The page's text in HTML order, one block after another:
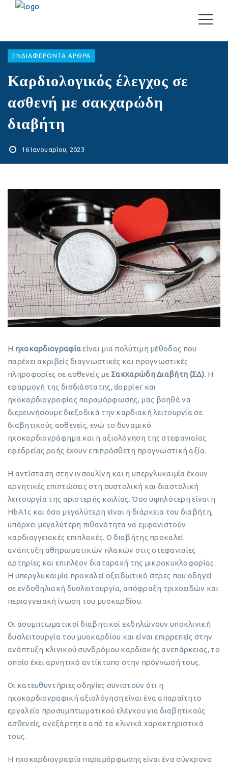
EΝΔΙΑΦΈΡΟΝΤΑ ΆΡΘΡΑ
Καρδιολογικός έλεγχος σε
ασθενή με σακχαρώδη
διαβήτη
16 Ιανουαρίου, 2023
Η ηχοκαρδιογραφίαείναι μια πολύτιμη μέθοδος που
παρέχει ακριβείς διαγνωστικές και προγνωστικές
πληροφορίες σε ασθενείς με Σακχαρώδη Διαβήτη (ΣΔ). Η
εφαρμογή της δισδιάστατης, doppler και
ηχοκαρδιογραφίας παραμόρφωσης, μας βοηθά να
διερευνήσουμε διεξοδικά την καρδιακή λειτουργία σε
διαβητικούς ασθενείς, ενώ το δυναμικό
ηχοκαρδιογράφημα και η αξιολόγηση της στεφανιαίας
εφεδρείας ροής έχουν επιπρόσθετη προγνωστική αξία.
Η αντίσταση στην ινσουλίνη και η υπεργλυκαιμία έχουν
αρνητικές επιπτώσεις στη συστολική και διαστολική
λειτουργία της αριστερής κοιλίας. Όσο υψηλότερη είναι η
HbA1c και όσο μεγαλύτερη είναι η διάρκεια του διαβήτη,
υπάρχει μεγαλύτερη πιθανότητα να εμφανιστούν
καρδιαγγειακές επιπλοκές. Ο διαβήτης προκαλεί
ανάπτυξη αθηρωματικών πλακών στις στεφανιαίες
αρτηρίες και επιπλέον διαταραχή της μικροκυκλοφορίας.
Η υπεργλυκαιμία προκαλεί οξειδωτικό στρες που οδηγεί
σε ενδοθηλιακή δυσλειτουργία, απόφραξη τριχοειδών και
περιαγγειακή ίνωση του μυοκαρδίου.
Οι ασυμπτωματικοί διαβητικοί εκδηλώνουν υποκλινική
δυσλειτουργία του μυοκαρδίου και είναι επιρρεπείς στην
ανάπτυξη κλινικού συνδρόμου καρδιακής ανεπάρκειας, το
οποίο έχει αρνητικό αντίκτυπο στην πρόγνωσή τους.
Οι κατευθυντήριες οδηγίες συνιστούν ότι η
ηχοκαρδιογραφική αξιολόγηση είναι ένα απαραίτητο
εργαλείο προσυμπτωματικού ελέγχου για διαβητικούς
ασθενείς, ανεξάρτητα από τα κλινικά χαρακτηριστικά
τους.
Η ηχοκαρδιογραφία παραμόρφωσης είναι ένα σύγχρονο